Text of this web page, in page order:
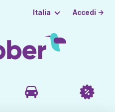
Italia Accedi →